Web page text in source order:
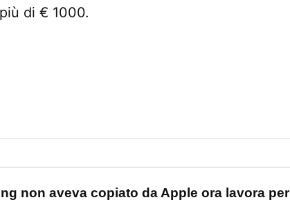
di € 1000.
non aveva copiato da Apple ora lavora per